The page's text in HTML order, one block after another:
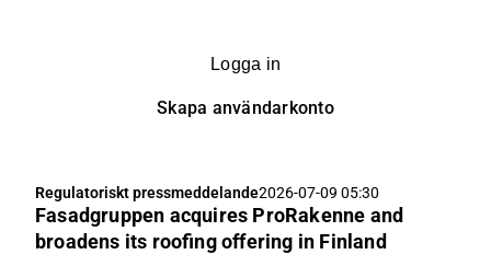
Logga in
Skapa användarkonto
Regulatoriskt pressmeddelande2026-07-09 05:30
Fasadgruppen acquires ProRakenne and
broadens its roofing offering in Finland